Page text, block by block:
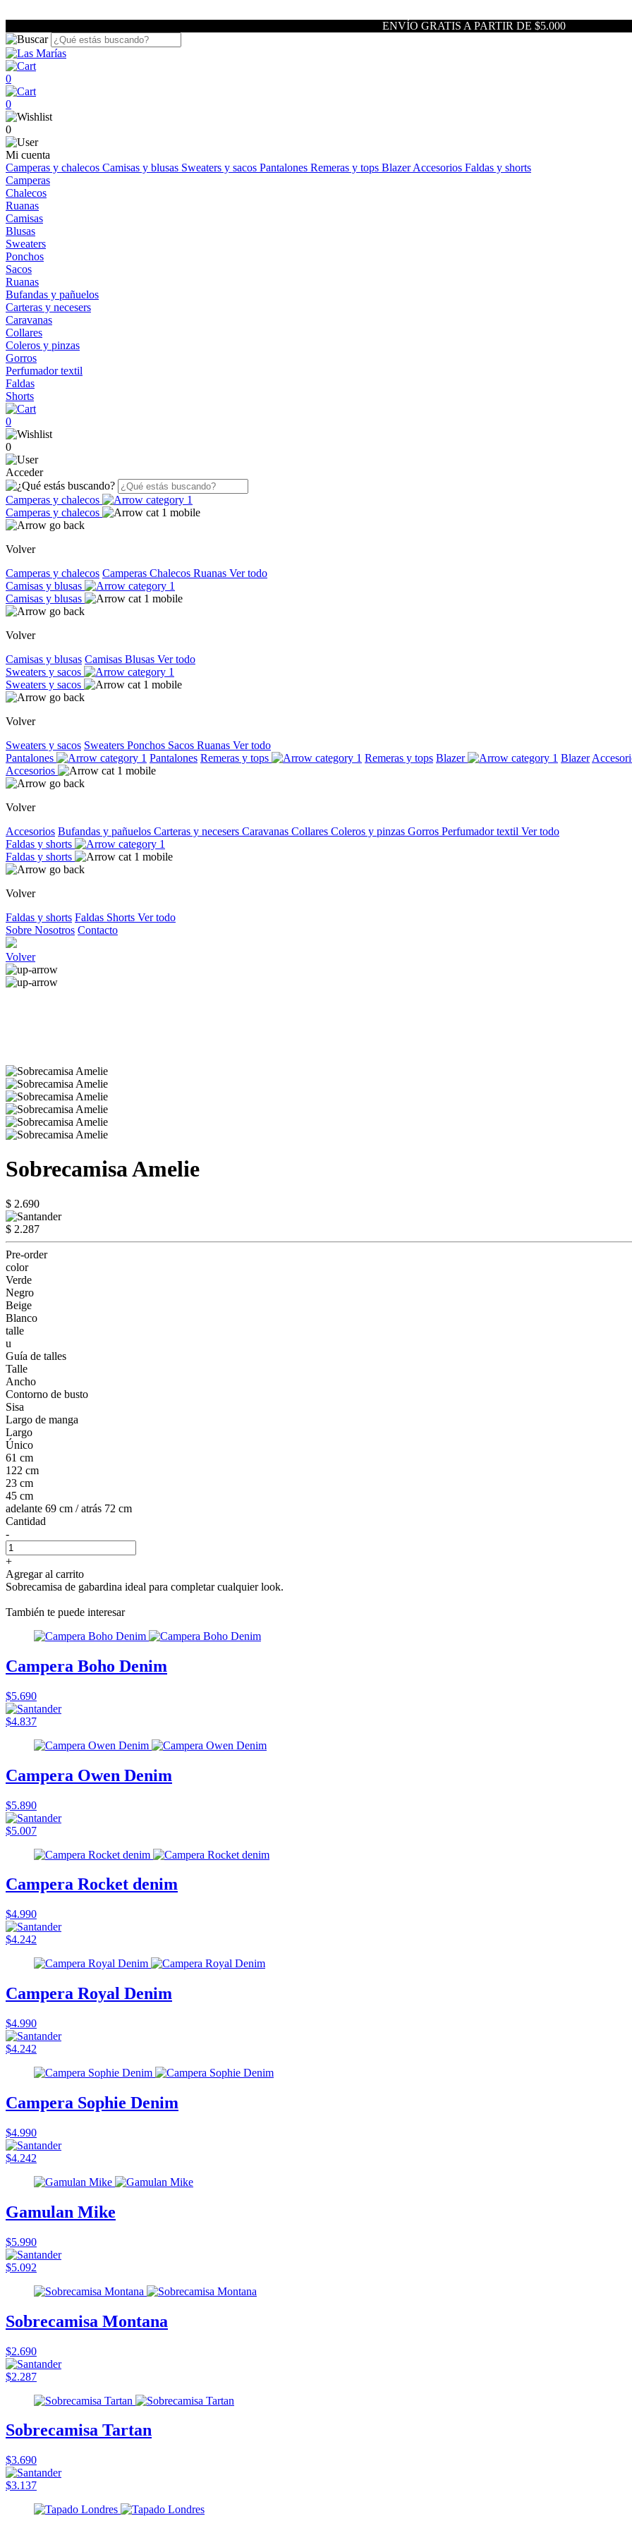
ENVÍO GRATIS A PARTIR DE $5.000
0
0
0
Mi cuenta
Camperas y chalecos Camisas y blusas Sweaters y sacos Pantalones Remeras y tops BlazerAccesorios Faldas y shorts
Camperas
Chalecos
Ruanas
Camisas
Blusas
Sweaters
Ponchos
Sacos
Ruanas
Bufandas y pañuelos
Carteras y necesers
Caravanas
Collares
Coleros y pinzas
Gorros
Perfumador textil
Faldas
Shorts
0
0
Acceder
Camperas y chalecos
Camperas y chalecos
Volver
Camperas y chalecos Camperas Chalecos Ruanas Ver todo
Camisas y blusas
Camisas y blusas
Volver
Camisas y blusas Camisas Blusas Ver todo
Sweaters y sacos
Sweaters y sacos
Volver
Sweaters y sacos Sweaters Ponchos Sacos Ruanas Ver todo
Pantalones
Pantalones Remeras y tops Remeras y tops Blazer Blazer
Accesorios
Volver
Accesorios Bufandas y pañuelos Carteras y necesers Caravanas Collares Coleros y pinzas Gorros Perfumador textil Ver todo
Faldas y shorts
Faldas y shorts
Volver
Faldas y shorts Faldas Shorts Ver todo
Sobre Nosotros Contacto
Volver
Sobrecamisa Amelie
$ 2.690
$ 2.287
Pre-order
color
Verde
Negro
Beige
Blanco
talle
u
Guía de talles
Talle
Ancho
Contorno de busto
Sisa
Largo de manga
Largo
Único
61 cm
122 cm
23 cm
45 cm
adelante 69 cm / atrás 72 cm
Cantidad
-
+
Agregar al carrito
Sobrecamisa de gabardina ideal para completar cualquier look.
También te puede interesar
Campera Boho Denim
$5.690
$4.837
Campera Owen Denim
$5.890
$5.007
Campera Rocket denim
$4.990
$4.242
Campera Royal Denim
$4.990
$4.242
Campera Sophie Denim
$4.990
$4.242
Gamulan Mike
$5.990
$5.092
Sobrecamisa Montana
$2.690
$2.287
Sobrecamisa Tartan
$3.690
$3.137